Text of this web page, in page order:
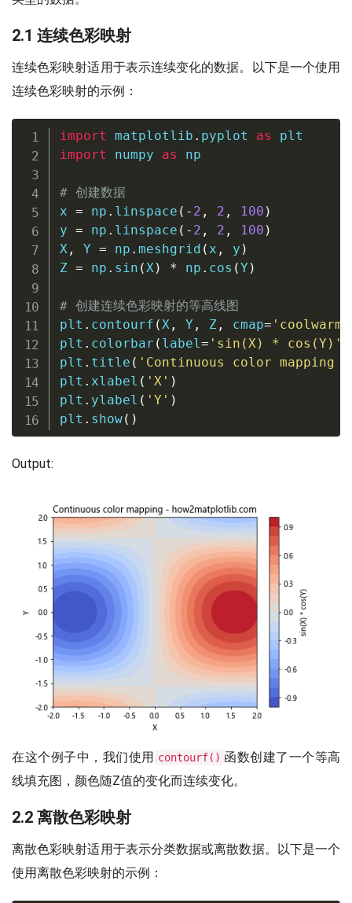
2.1 连续色彩映射
连续色彩映射适用于表示连续变化的数据。以下是一个使用
连续色彩映射的示例：
import matplotlib . pyplot as
import numpy as np
# 创建数据
x = np . linspace ( - 2 , 2 , 100 )
y = np . linspace ( - 2 , 2 , 100 )
X , Y = np . meshgrid ( x , y )
Z = np . sin ( X ) * np . cos (Y )
# 创建连续色彩映射的等高线图
plt . contourf ( X , Y , Z , cmap= 'coolwarm'
plt . colorbar ( label = 'sin(X) * cos(Y)'
plt . title ( 'Continuous color mapping
plt . xlabel ( 'X' )
plt . ylabel ( 'Y' )
plt . show( )
Output:
在这个例子中，我们使用 contourf() 函数创建了一个等高
线填充图，颜色随Z值的变化而连续变化。
2.2 离散色彩映射
离散色彩映射适用于表示分类数据或离散数据。以下是一个
使用离散色彩映射的示例：